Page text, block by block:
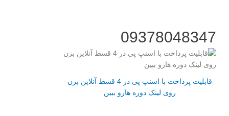
09378048347
قابلیت پرداخت با اسنپ پی در 4 قسط آنلاین بزن
روی لینک دوره هارو ببین